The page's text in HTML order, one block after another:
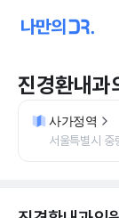
진경환내과
사가정역
서울특별시